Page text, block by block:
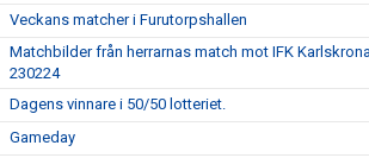
Veckans matcher i Furutorpshallen
Matchbilder från herrarnas match mot IFK
230224
Dagens vinnare i 50/50 lotteriet.
Gameday